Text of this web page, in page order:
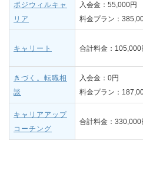
ポジウィルキャ
リア
入会金：55,000円
料金プラン：
キャリート 合計料金：105,000
きづく。転職相
談
入会金：0円
料金プラン：
キャリアアップ
コーチング
合計料金：330,000